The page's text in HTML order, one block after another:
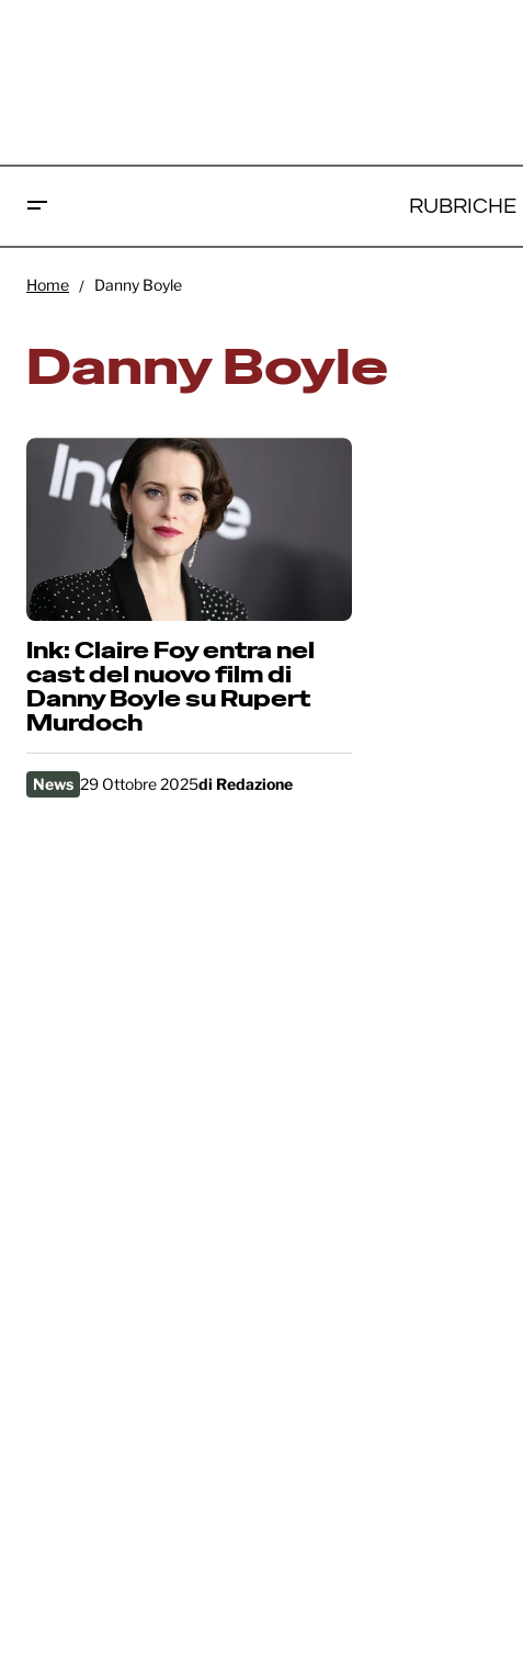
RUBRICHE
Home Danny Boyle
Danny Boyle
Ink: Claire Foy entra nel
cast del nuovo film di
Danny Boyle su Rupert
Murdoch
News 29 Ottobre 2025di Redazione